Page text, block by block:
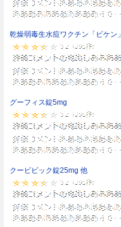
乾燥弱毒生水痘ワクチン「ビケン」
グーフィス錠5mg
クービビック錠25mg 他